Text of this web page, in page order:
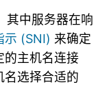
其中服务器在响
示 (SNI) 来确定
的主机名连接
名选择合适的